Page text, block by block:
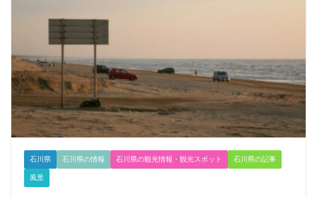
石川県 石川県の情報 石川県の観光情報・観光スポット 石川県の記事
風景